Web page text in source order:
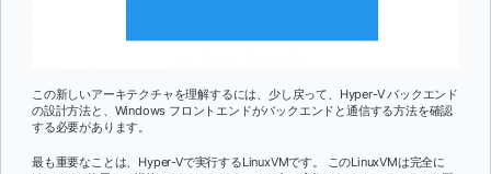
この新しいアーキテクチャを理解するには、少し戻って、Hyper-V バックエンド
の設計方法と、Windows フロントエンドがバックエンドと通信する方法を確認
する必要があります。
最も重要なことは、Hyper-Vで実行するLinuxVMです。 このLinuxVMは完全に